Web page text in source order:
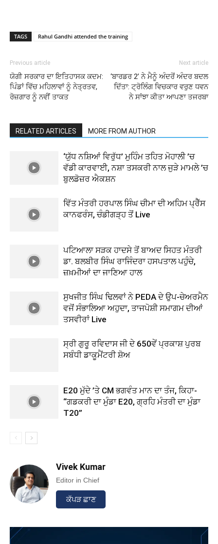
TAGS Rahul Gandhi attended the training
Previous article
ਯੋਗੀ ਸਰਕਾਰ ਦਾ ਇਤਿਹਾਸਕ ਕਦਮ:
ਪਿੰਡਾਂ ਵਿੱਚ ਮਹਿਲਾਵਾਂ ਨੂੰ ਨੇਤ੍ਰਤਵ,
ਰੋਜ਼ਗਾਰ ਨੂੰ ਨਵੀਂ ਤਾਕਤ
Next article
‘ਬਾਰਡਰ 2’ ਨੇ ਮੈਨੂੰ ਅੰਦਰੋਂ ਅੰਦਰ ਬਦਲ
ਦਿੱਤਾ: ਟ੍ਰੋਲਿੰਗ ਵਿਚਕਾਰ ਵਰੁਣ ਧਵਨ
ਨੇ ਸਾਂਝਾ ਕੀਤਾ ਆਪਣਾ ਤਜਰਬਾ
RELATED ARTICLES MORE FROM AUTHOR
‘ਯੁੱਧ ਨਸ਼ਿਆਂ ਵਿਰੁੱਧ’ ਮੁਹਿੰਮ ਤਹਿਤ ਮੋਹਾਲੀ ’ਚ
ਵੱਡੀ ਕਾਰਵਾਈ, ਨਸ਼ਾ ਤਸਕਰੀ ਨਾਲ ਜੁੜੇ ਮਾਮਲੇ ’ਚ
ਬੁਲਡੋਜ਼ਰ ਐਕਸ਼ਨ
ਵਿੱਤ ਮੰਤਰੀ ਹਰਪਾਲ ਸਿੰਘ ਚੀਮਾ ਦੀ ਅਹਿਮ ਪ੍ਰੈੱਸ
ਕਾਨਫਰੰਸ, ਚੰਡੀਗੜ੍ਹ ਤੋਂ Live
ਪਟਿਆਲਾ ਸੜਕ ਹਾਦਸੇ ਤੋਂ ਬਾਅਦ ਸਿਹਤ ਮੰਤਰੀ
ਡਾ. ਬਲਬੀਰ ਸਿੰਘ ਰਾਜਿੰਦਰਾ ਹਸਪਤਾਲ ਪਹੁੰਚੇ,
ਜ਼ਖ਼ਮੀਆਂ ਦਾ ਜਾਣਿਆ ਹਾਲ
ਸੁਖਜੀਤ ਸਿੰਘ ਢਿਲਵਾਂ ਨੇ PEDA ਦੇ ਉਪ-ਚੇਅਰਮੈਨ
ਵਜੋਂ ਸੰਭਾਲਿਆ ਅਹੁਦਾ, ਤਾਜਪੋਸ਼ੀ ਸਮਾਗਮ ਦੀਆਂ
ਤਸਵੀਰਾਂ Live
ਸ੍ਰੀ ਗੁਰੂ ਰਵਿਦਾਸ ਜੀ ਦੇ 650ਵੇਂ ਪ੍ਰਕਾਸ਼ ਪੁਰਬ
ਸਬੰਧੀ ਡਾਕੂਮੈਂਟਰੀ ਸ਼ੋਅ
E20 ਮੁੱਦੇ ’ਤੇ CM ਭਗਵੰਤ ਮਾਨ ਦਾ ਤੰਜ, ਕਿਹਾ-
“ਗਡਕਰੀ ਦਾ ਮੁੰਡਾ E20, ਗ੍ਰਹਿ ਮੰਤਰੀ ਦਾ ਮੁੰਡਾ
T20”
Vivek Kumar
Editor in Chief
ਕੱਪੜ ਛਾਣ